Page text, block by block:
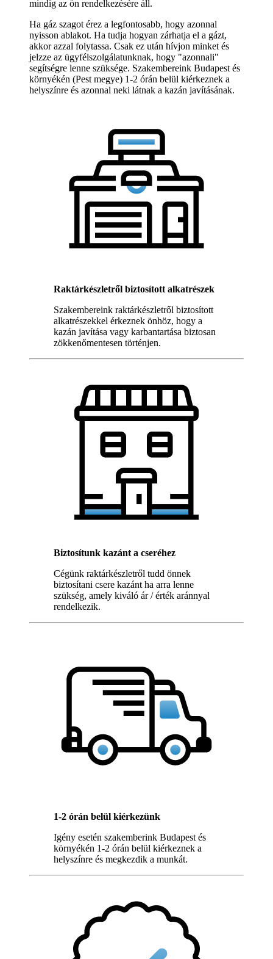
mindig az ön rendelkezésére áll.
Ha gáz szagot érez a legfontosabb, hogy azonnal
nyisson ablakot. Ha tudja hogyan zárhatja el a gázt,
akkor azzal folytassa. Csak ez után hívjon minket és
jelzze az ügyfélszolgálatunknak, hogy "azonnali"
segítségre lenne szüksége. Szakembereink Budapest és
környékén (Pest megye) 1-2 órán belül kiérkeznek a
helyszínre és azonnal neki látnak a kazán javításának.
Raktárkészletről biztosított alkatrészek
Szakembereink raktárkészletről biztosított
alkatrészekkel érkeznek önhöz, hogy a
kazán javítása vagy karbantartása biztosan
zökkenőmentesen történjen.
Biztosítunk kazánt a cseréhez
Cégünk raktárkészletről tudd önnek
biztosítani csere kazánt ha arra lenne
szükség, amely kiváló ár / érték aránnyal
rendelkezik.
1-2 órán belül kiérkezünk
Igény esetén szakemberink Budapest és
környékén 1-2 órán belül kiérkeznek a
helyszínre és megkezdik a munkát.